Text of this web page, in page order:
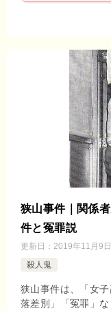
狭山事件｜関係
件と冤罪説
更新日： 2019年11月9日
殺人鬼
狭山事件は、「女
落差別」「冤罪」